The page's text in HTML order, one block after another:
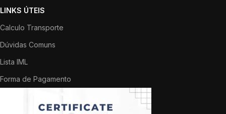
LINKS ÚTEIS
Calculo Transporte
Dúvidas Comuns
Lista IML
Forma de Pagamento